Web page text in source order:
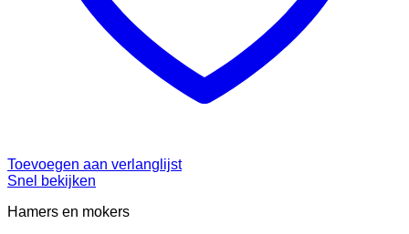
Toevoegen aan verlanglijst
Snel bekijken
Hamers en mokers